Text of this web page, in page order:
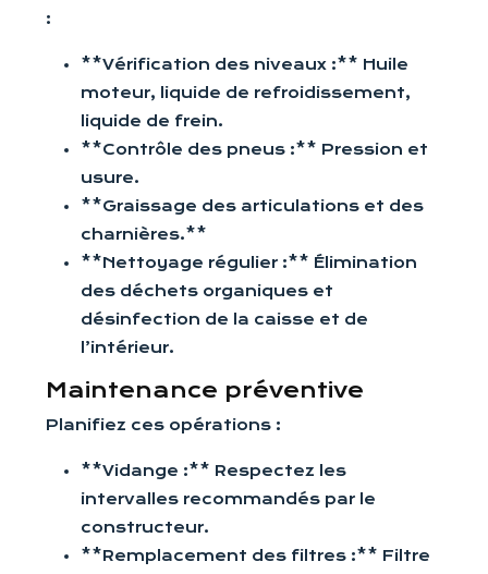
:
**Vérification des niveaux :** Huile
moteur, liquide de refroidissement,
liquide de frein.
**Contrôle des pneus :** Pression et
usure.
**Graissage des articulations et des
charnières.**
**Nettoyage régulier :** Élimination
des déchets organiques et
désinfection de la caisse et de
l’intérieur.
Maintenance préventive
Planifiez ces opérations :
**Vidange :** Respectez les
intervalles recommandés par le
constructeur.
**Remplacement des filtres :** Filtre